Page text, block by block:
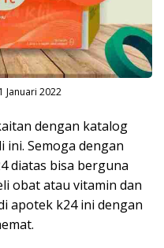
Januari 2022
dengan katalog
Semoga dengan
diatas bisa berguna
obat atau vitamin dan
apotek k24 ini dengan